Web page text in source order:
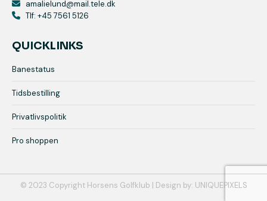
amalielund@mail.tele.dk
Tlf: +45 7561 5126
QUICKLINKS
Banestatus
Tidsbestilling
Privatlivspolitik
Pro shoppen
© 2023 Copyright Horsens Golfklub | Design by: UNIQUEPIXELS